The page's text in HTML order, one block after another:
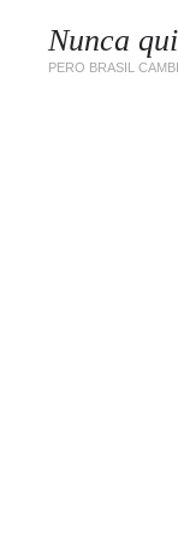
Nunca
PERO BRASIL